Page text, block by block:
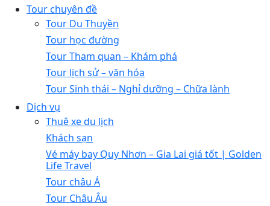
Tour chuyên đề
Tour Du Thuyền
Tour học đường
Tour Tham quan – Khám phá
Tour lịch sử – văn hóa
Tour Sinh thái – Nghỉ dưỡng – Chữa lành
Dịch vụ
Thuê xe du lịch
Khách sạn
Vé máy bay Quy Nhơn – Gia Lai giá tốt | Golden
Life Travel
Tour châu Á
Tour Châu Âu